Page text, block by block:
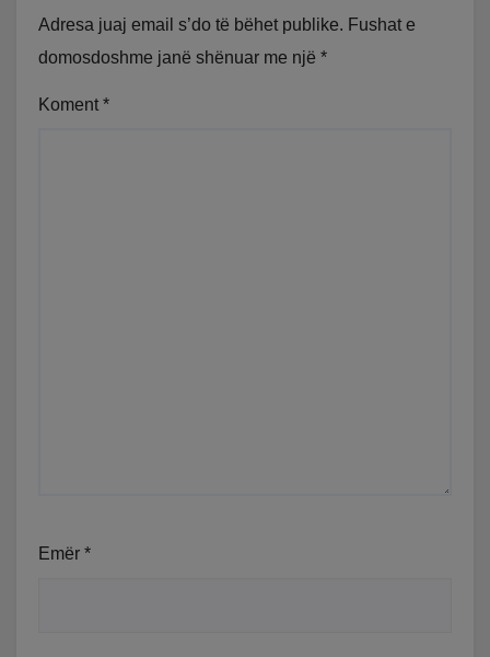
Adresa juaj email s’do të bëhet publike. Fushat e
domosdoshme janë shënuar me një *
Koment *
Emër *